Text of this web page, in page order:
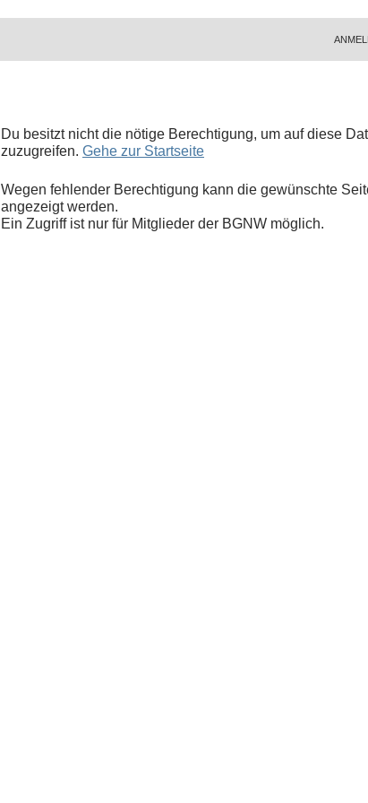
Du besitzt nicht die nötige Berechtigung, um auf diese
zuzugreifen. Gehe zur Startseite
Wegen fehlender Berechtigung kann die gewünschte
angezeigt werden.
Ein Zugriff ist nur für Mitglieder der BGNW möglich.